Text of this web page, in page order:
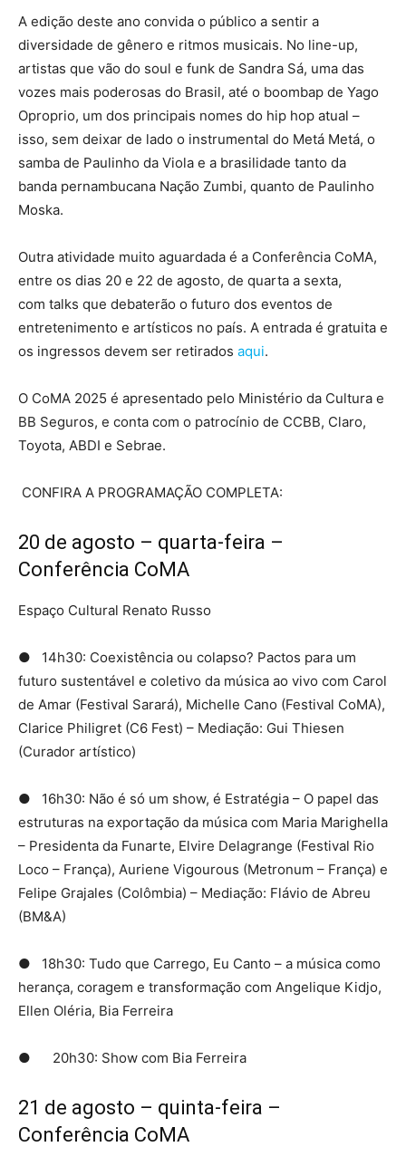
A edição deste ano convida o público a sentir a
diversidade de gênero e ritmos musicais. No line-up,
artistas que vão do soul e funk de Sandra Sá, uma das
vozes mais poderosas do Brasil, até o boombap de Yago
Oproprio, um dos principais nomes do hip hop atual –
isso, sem deixar de lado o instrumental do Metá Metá, o
samba de Paulinho da Viola e a brasilidade tanto da
banda pernambucana Nação Zumbi, quanto de Paulinho
Moska.
Outra atividade muito aguardada é a Conferência CoMA,
entre os dias 20 e 22 de agosto, de quarta a sexta,
com talks que debaterão o futuro dos eventos de
entretenimento e artísticos no país. A entrada é gratuita e
os ingressos devem ser retirados aqui.
O CoMA 2025 é apresentado pelo Ministério da Cultura e
BB Seguros, e conta com o patrocínio de CCBB, Claro,
Toyota, ABDI e Sebrae.
CONFIRA A PROGRAMAÇÃO COMPLETA:
20 de agosto – quarta-feira –
Conferência CoMA
Espaço Cultural Renato Russo
● 14h30: Coexistência ou colapso? Pactos para um
futuro sustentável e coletivo da música ao vivo com Carol
de Amar (Festival Sarará), Michelle Cano (Festival CoMA),
Clarice Philigret (C6 Fest) – Mediação: Gui Thiesen
(Curador artístico)
● 16h30: Não é só um show, é Estratégia – O papel das
estruturas na exportação da música com Maria Marighella
– Presidenta da Funarte, Elvire Delagrange (Festival Rio
Loco – França), Auriene Vigourous (Metronum – França) e
Felipe Grajales (Colômbia) – Mediação: Flávio de Abreu
(BM&A)
● 18h30: Tudo que Carrego, Eu Canto – a música como
herança, coragem e transformação com Angelique Kidjo,
Ellen Oléria, Bia Ferreira
● 20h30: Show com Bia Ferreira
21 de agosto – quinta-feira –
Conferência CoMA